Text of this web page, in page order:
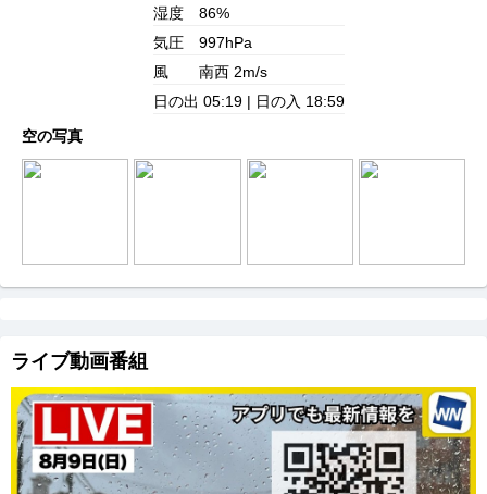
湿度
86%
気圧
997hPa
風
南西 2m/s
日の出 05:19 | 日の入 18:59
空の写真
ライブ動画番組